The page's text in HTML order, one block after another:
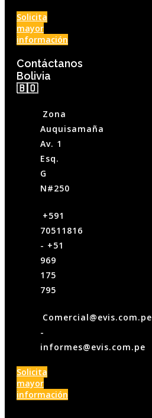
Solicita
mayor
información
Contáctanos
Bolivia
🇧🇴
Zona
Auquisamaña
Av. 1
Esq.
G
N#250
‪+591
70511816‬
- +51
969
175
795
Comercial@evis.com.pe
-
informes@evis.com.pe
Solicita
mayor
información